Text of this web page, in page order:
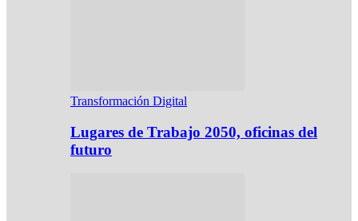
Transformación Digital
Lugares de Trabajo 2050, oficinas del
futuro